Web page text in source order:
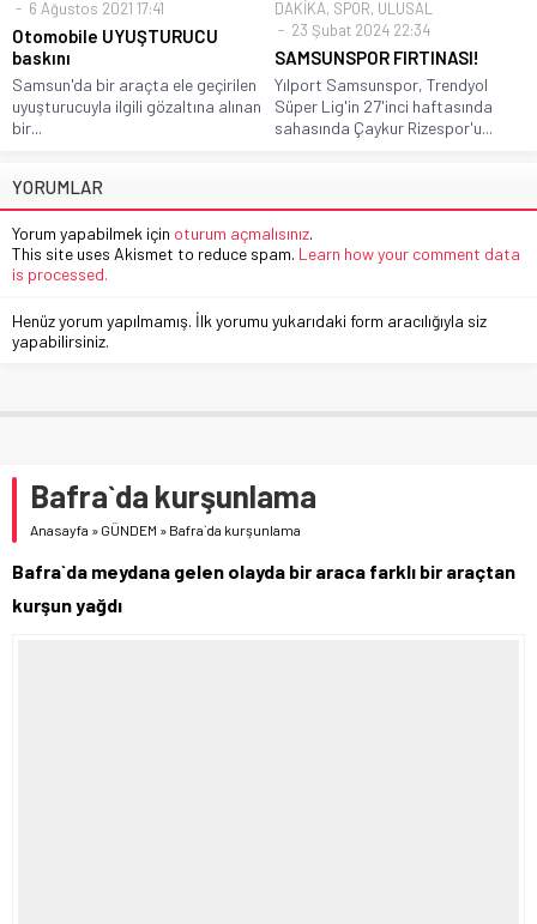
6 Ağustos 2021 17:41
Otomobile UYUŞTURUCU
baskını
Samsun'da bir araçta ele geçirilen
uyuşturucuyla ilgili gözaltına alınan
bir...
DAKİKA, SPOR, ULUSAL
23 Şubat 2024 22:34
SAMSUNSPOR FIRTINASI!
Yılport Samsunspor, Trendyol
Süper Lig'in 27'inci haftasında
sahasında Çaykur Rizespor'u...
YORUMLAR
Yorum yapabilmek için oturum açmalısınız.
This site uses Akismet to reduce spam. Learn how your comment data
is processed.
Henüz yorum yapılmamış. İlk yorumu yukarıdaki form aracılığıyla siz
yapabilirsiniz.
Bafra`da kurşunlama
Anasayfa » GÜNDEM » Bafra`da kurşunlama
Bafra`da meydana gelen olayda bir araca farklı bir araçtan
kurşun yağdı